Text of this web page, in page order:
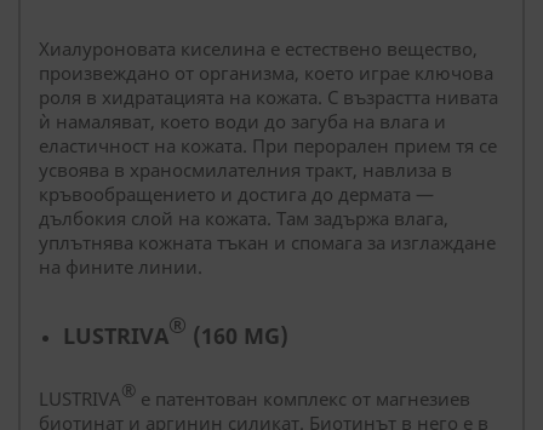
Хиалуроновата киселина е естествено вещество,
произвеждано от организма, което играе ключова
роля в хидратацията на кожата. С възрастта нивата
ѝ намаляват, което води до загуба на влага и
еластичност на кожата. При перорален прием тя се
усвоява в храносмилателния тракт, навлиза в
кръвообращението и достига до дермата —
дълбокия слой на кожата. Там задържа влага,
уплътнява кожната тъкан и спомага за изглаждане
на фините линии.
LUSTRIVA® (160 MG)
LUSTRIVA® е патентован комплекс от магнезиев
биотинат и аргинин силикат. Биотинът в него е в